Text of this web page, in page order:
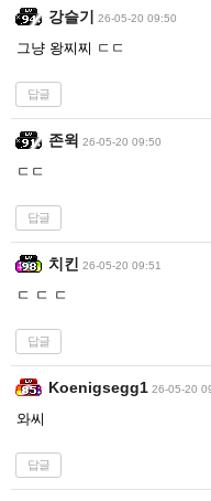
강슬기 26-05-20 09:50
그냥 왕찌찌 ㄷㄷ
답글
존윅 26-05-20 09:50
ㄷㄷ
답글
치킨 26-05-20 09:51
ㄷ ㄷ ㄷ
답글
Koenigsegg1 26-05-20
와씨
답글